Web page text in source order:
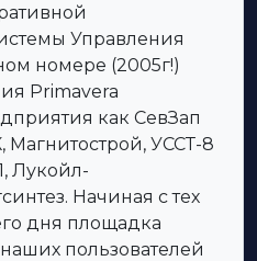
Управления
номере (2005г!)
Primavera
как СевЗап
Магнитострой, УССТ-8
Лукойл-
Начиная с тех
дня площадка
пользователей